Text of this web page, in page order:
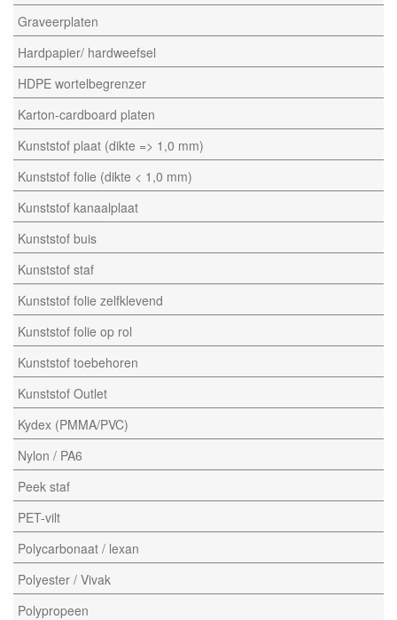
Graveerplaten
Hardpapier/ hardweefsel
HDPE wortelbegrenzer
Karton-cardboard platen
Kunststof plaat (dikte => 1,0 mm)
Kunststof folie (dikte < 1,0 mm)
Kunststof kanaalplaat
Kunststof buis
Kunststof staf
Kunststof folie zelfklevend
Kunststof folie op rol
Kunststof toebehoren
Kunststof Outlet
Kydex (PMMA/PVC)
Nylon / PA6
Peek staf
PET-vilt
Polycarbonaat / lexan
Polyester / Vivak
Polypropeen